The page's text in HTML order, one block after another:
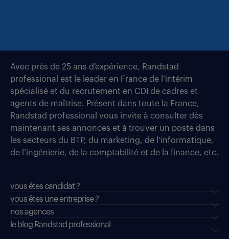
Avec près de 25 ans d’expérience, Randstad
professional est le leader en France de l’intérim
spécialisé et du recrutement en CDI de cadres et
agents de maîtrise. Présent dans toute la France,
Randstad professional vous invite à consulter dès
maintenant ses annonces et à trouver un poste dans
les secteurs du BTP, du marketing, de l’informatique,
de l’ingénierie, de la comptabilité et de la finance, etc.
vous êtes candidat ?
vous êtes une entreprise ?
nos agences
le blog Randstad professional